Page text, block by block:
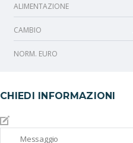
ALIMENTAZIONE
CAMBIO
NORM. EURO
CHIEDI INFORMAZIONI